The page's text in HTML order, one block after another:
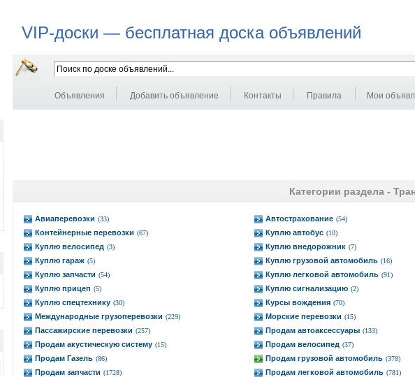
VIP-доски — бесплатная доска объявлений
Объявления Добавить объявление Контакты Правила Мои
Категории раздела -
Авиаперевозки (33) Автострахование (54)
Контейнерные перевозки (67) Куплю автобус (10)
Куплю велосипед (3) Куплю внедорожник (7)
Куплю гараж (5) Куплю грузовой автомобиль (16)
Куплю запчасти (54) Куплю легковой автомобиль (91)
Куплю прицеп (5) Куплю сигнализацию (2)
Куплю спецтехнику (30) Курсы вождения (70)
Международные грузоперевозки (229) Морские перевозки (15)
Пассажирские перевозки (257) Продам автоаксессуары (133)
Продам акустическую систему (15) Продам велосипед (37)
Продам Газель (86) Продам грузовой автомобиль (378)
Продам запчасти (1728) Продам легковой автомобиль (781)